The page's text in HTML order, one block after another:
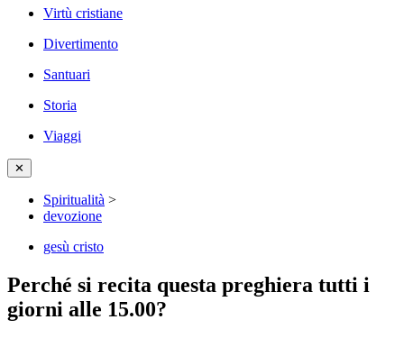
Virtù cristiane
Divertimento
Santuari
Storia
Viaggi
✕
Spiritualità >
devozione
gesù cristo
Perché si recita questa preghiera tutti i
giorni alle 15.00?